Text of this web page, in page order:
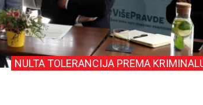
NULTA TOLERANCIJA PREMA